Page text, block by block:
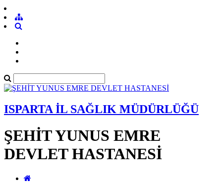
ISPARTA İL SAĞLIK MÜDÜRLÜĞÜ
ŞEHİT YUNUS EMRE
DEVLET HASTANESİ